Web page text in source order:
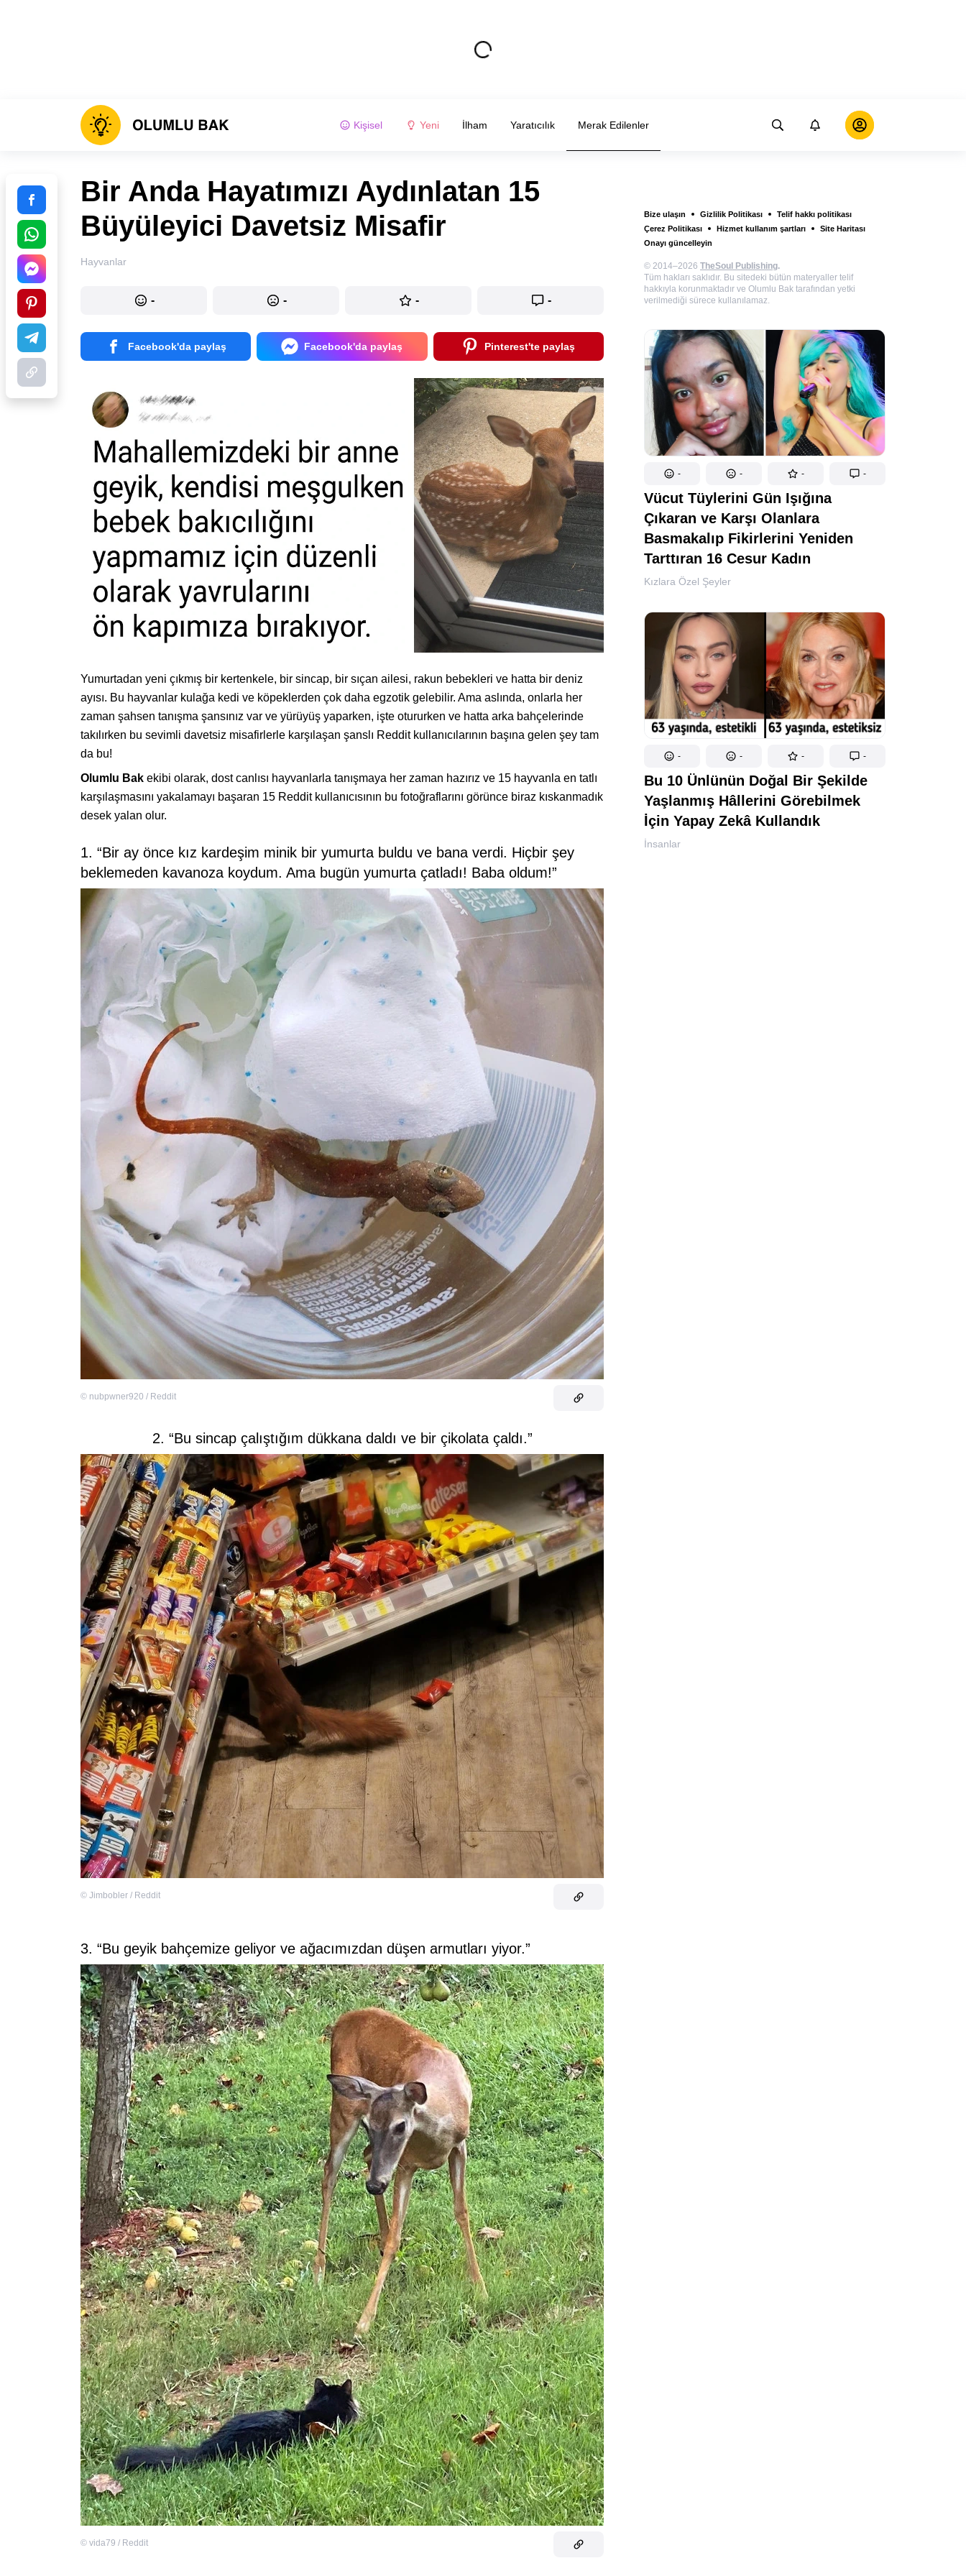
Kişisel Yeni İlham Yaratıcılık Merak Edilenler
Bize ulaşın Gizlilik Politikası
Telif hakkı politikası
Çerez Politikası
Hizmet kullanım şartları
Site Haritası
Onayı güncelleyin
© 2014–2026 TheSoul Publishing.
Tüm hakları saklıdır. Bu sitedeki bütün materyaller telif
hakkıyla korunmaktadır ve Olumlu Bak tarafından yetki
verilmediği sürece kullanılamaz.
- - - -
Vücut Tüylerini Gün Işığına
Çıkaran ve Karşı Olanlara
Basmakalıp Fikirlerini Yeniden
Tarttıran 16 Cesur Kadın
Kızlara Özel Şeyler
- - - -
Bu 10 Ünlünün Doğal Bir Şekilde
Yaşlanmış Hâllerini Görebilmek
İçin Yapay Zekâ Kullandık
İnsanlar
Bir Anda Hayatımızı Aydınlatan 15
Büyüleyici Davetsiz Misafir
Hayvanlar
- - - -
Facebook'da paylaş Facebook'da paylaş Pinterest'te paylaş
Yumurtadan yeni çıkmış bir kertenkele, bir sincap, bir sıçan ailesi, rakun bebekleri ve hatta bir deniz
ayısı. Bu hayvanlar kulağa kedi ve köpeklerden çok daha egzotik gelebilir. Ama aslında, onlarla her
zaman şahsen tanışma şansınız var ve yürüyüş yaparken, işte otururken ve hatta arka bahçelerinde
takılırken bu sevimli davetsiz misafirlerle karşılaşan şanslı Reddit kullanıcılarının başına gelen şey tam
da bu!
Olumlu Bak ekibi olarak, dost canlısı hayvanlarla tanışmaya her zaman hazırız ve 15 hayvanla en tatlı
karşılaşmasını yakalamayı başaran 15 Reddit kullanıcısının bu fotoğraflarını görünce biraz kıskanmadık
desek yalan olur.
1. “Bir ay önce kız kardeşim minik bir yumurta buldu ve bana verdi. Hiçbir şey
beklemeden kavanoza koydum. Ama bugün yumurta çatladı! Baba oldum!”
© nubpwner920 / Reddit
2. “Bu sincap çalıştığım dükkana daldı ve bir çikolata çaldı.”
© Jimbobler / Reddit
3. “Bu geyik bahçemize geliyor ve ağacımızdan düşen armutları yiyor.”
© vida79 / Reddit